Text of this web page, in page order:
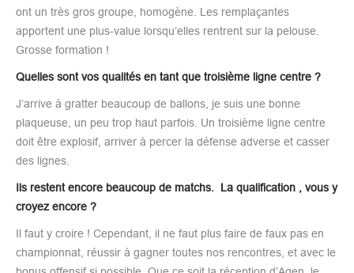
ont un très gros groupe, homogène. Les remplaçantes
apportent une plus-value lorsqu’elles rentrent sur la pelouse.
Grosse formation !
Quelles sont vos qualités en tant que troisième ligne centre ?
J’arrive à gratter beaucoup de ballons, je suis une bonne
plaqueuse, un peu trop haut parfois. Un troisième ligne centre
doit être explosif, arriver à percer la défense adverse et casser
des lignes.
Ils restent encore beaucoup de matchs. La qualification , vous y
croyez encore ?
Il faut y croire ! Cependant, il ne faut plus faire de faux pas en
championnat, réussir à gagner toutes nos rencontres, et avec le